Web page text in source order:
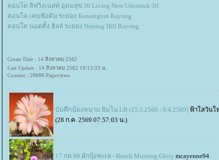
คอนโด ลิฟวิ่งเนสท์ อุดมสุข 30 Living Nest Udomsuk 30
คอนโด เคนซิงตัน ระยอง Kensington Rayong
คอนโด นอตติ้ง ฮิลล์ ระยอง Notting Hill Rayong
Create Date : 14 สิงหาคม 2562
Last Update : 14 สิงหาคม 2562 19:13:33 น.
Counter : 28686 Pageviews.
บันทึกน้องหนาม ยิมโน LB (15.3.2569 - 9.4.2569) ฟ้าใสวันใ
(28 ก.ค. 2569 07:57:03 น.)
17 กค 69 ผักบุ้งทะเล - Beach Morning Glory mcayenne94